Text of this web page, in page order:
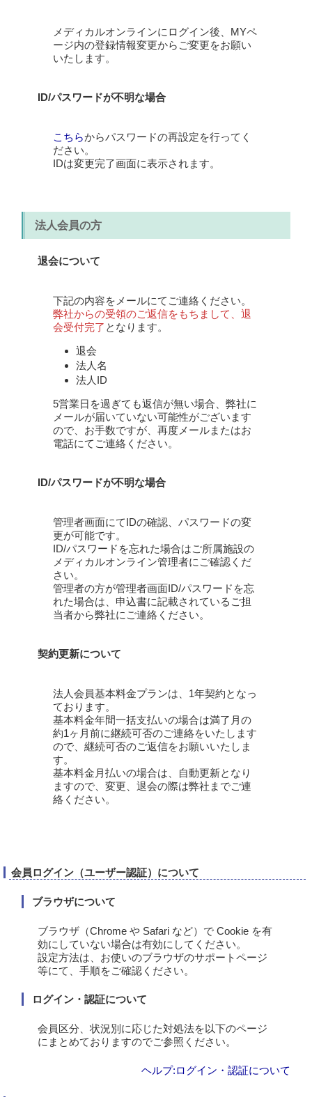
メディカルオンラインにログイン後、MYペ
ージ内の登録情報変更からご変更をお願い
いたします。
ID/パスワードが不明な場合
こちらからパスワードの再設定を行ってく
ださい。
IDは変更完了画面に表示されます。
法人会員の方
退会について
下記の内容をメールにてご連絡ください。
弊社からの受領のご返信をもちまして、退
会受付完了 となります。
退会
法人名
法人ID
5営業日を過ぎても返信が無い場合、弊社に
メールが届いていない可能性がございます
ので、お手数ですが、再度メールまたはお
電話にてご連絡ください。
ID/パスワードが不明な場合
管理者画面にてIDの確認、パスワードの変
更が可能です。
ID/パスワードを忘れた場合はご所属施設の
メディカルオンライン管理者にご確認くだ
さい。
管理者の方が管理者画面ID/パスワードを忘
れた場合は、申込書に記載されているご担
当者から弊社にご連絡ください。
契約更新について
法人会員基本料金プランは、1年契約となっ
ております。
基本料金年間一括支払いの場合は満了月の
約1ヶ月前に継続可否のご連絡をいたします
ので、継続可否のご返信をお願いいたしま
す。
基本料金月払いの場合は、自動更新となり
ますので、変更、退会の際は弊社までご連
絡ください。
会員ログイン（ユーザー認証）について
ブラウザについて
ブラウザ（Chrome や Safari など）で Cookie を有
効にしていない場合は有効にしてください。
設定方法は、お使いのブラウザのサポートページ
等にて、手順をご確認ください。
ログイン・認証について
会員区分、状況別に応じた対処法を以下のページ
にまとめておりますのでご参照ください。
ヘルプ:ログイン・認証について